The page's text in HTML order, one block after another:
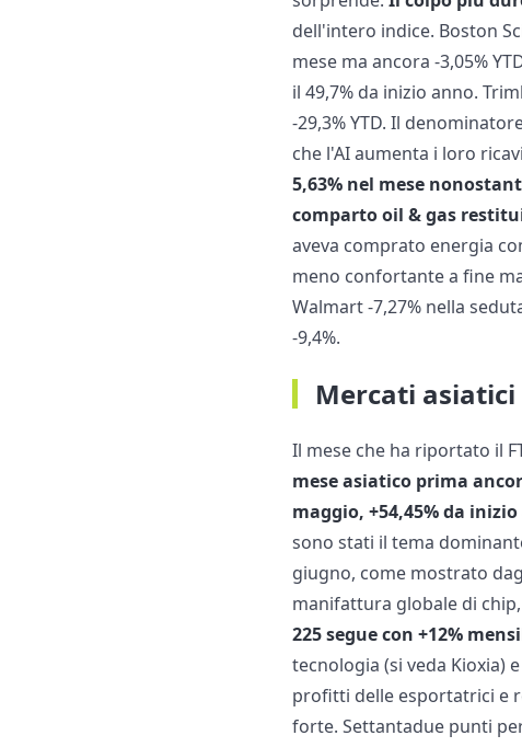
dell'intero indice. Boston
mese ma ancora -3,05%
il 49,7% da inizio anno.
-29,3% YTD. Il
che l'AI aumenta i loro
5,63% nel mese
comparto oil & gas
aveva comprato energia
meno confortante a fine
Walmart -7,27% nella
-9,4%.
Mercati asiatici
Il mese che ha riportato il
mese asiatico prima
maggio, +54,45% da
sono stati il tema
giugno, come mostrato
manifattura globale di
225 segue con +12%
tecnologia (si veda Kioxia)
profitti delle esportatrici e
forte. Settantadue punti